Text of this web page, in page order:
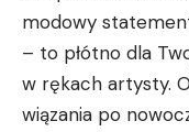
modowy
– to płótno dla
w rękach artysty.
wiązania po